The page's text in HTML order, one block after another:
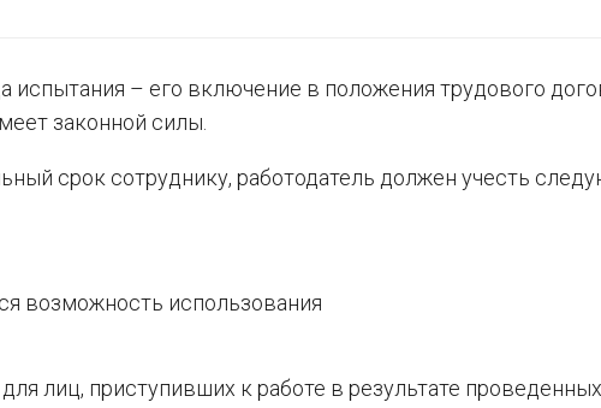
испытания – его включение в положения трудового
законной силы.
срок сотруднику, работодатель должен учесть
возможность использования
лиц, приступивших к работе в результате проведенных